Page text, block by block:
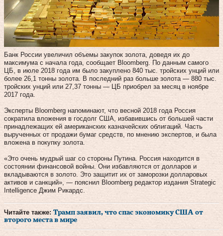
Банк России увеличил объемы закупок золота, доведя их до
максимума с начала года, сообщает Bloomberg. По данным самого
ЦБ, в июле 2018 года им было закуплено 840 тыс. тройских унций или
более 26,1 тонны золота. В последний раз больше золота — 880 тыс.
тройских унций или 27,37 тонны — ЦБ приобрел за месяц в ноябре
2017 года.
Эксперты Bloomberg напоминают, что весной 2018 года Россия
сократила вложения в госдолг США, избавившись от большей части
принадлежащих ей американских казначейских облигаций. Часть
вырученных от продажи бумаг средств, по мнению экспертов, и была
вложена в покупку золота.
«Это очень мудрый шаг со стороны Путина. Россия находится в
состоянии финансовой войны. Они избавляются от долларов и
вкладываются в золото. Это защитит их от заморозки долларовых
активов и санкций», — пояснил Bloomberg редактор издания Strategic
Intelligence Джим Рикардс.
Читайте также: Трамп заявил, что спас экономику США от
второго места в мире